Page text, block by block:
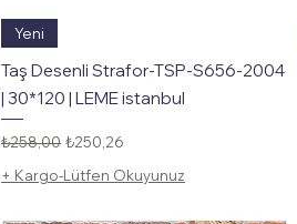
Yeni
Taş Desenli Strafor-TSP-S656-2004
| 30*120 | LEME istanbul
Normal Fiyat
₺258,00 İndirimli Fiyat
₺250,26
+ Kargo-Lütfen Okuyunuz